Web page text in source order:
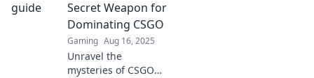
our expert tips and
tricks.
Secret Weapon for
Dominating CSGO
Gaming Aug 16, 2025
Unravel the
mysteries of CSGO